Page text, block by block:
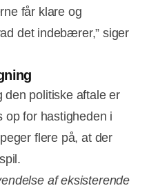
får klare og
det indebærer,” siger
den politiske aftale er
op for hastigheden i
flere på, at der
af eksisterende